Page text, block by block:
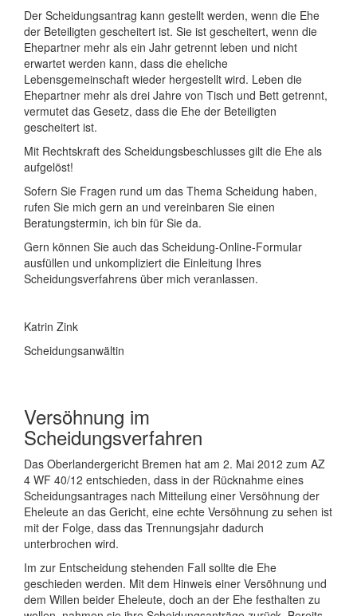
Der Scheidungsantrag kann gestellt werden, wenn die Ehe
der Beteiligten gescheitert ist. Sie ist gescheitert, wenn die
Ehepartner mehr als ein Jahr getrennt leben und nicht
erwartet werden kann, dass die eheliche
Lebensgemeinschaft wieder hergestellt wird. Leben die
Ehepartner mehr als drei Jahre von Tisch und Bett getrennt,
vermutet das Gesetz, dass die Ehe der Beteiligten
gescheitert ist.
Mit Rechtskraft des Scheidungsbeschlusses gilt die Ehe als
aufgelöst!
Sofern Sie Fragen rund um das Thema Scheidung haben,
rufen Sie mich gern an und vereinbaren Sie einen
Beratungstermin, ich bin für Sie da.
Gern können Sie auch das Scheidung-Online-Formular
ausfüllen und unkompliziert die Einleitung Ihres
Scheidungsverfahrens über mich veranlassen.
Katrin Zink
Scheidungsanwältin
Versöhnung im
Scheidungsverfahren
Das Oberlandergericht Bremen hat am 2. Mai 2012 zum AZ
4 WF 40/12 entschieden, dass in der Rücknahme eines
Scheidungsantrages nach Mitteilung einer Versöhnung der
Eheleute an das Gericht, eine echte Versöhnung zu sehen ist
mit der Folge, dass das Trennungsjahr dadurch
unterbrochen wird.
Im zur Entscheidung stehenden Fall sollte die Ehe
geschieden werden. Mit dem Hinweis einer Versöhnung und
dem Willen beider Eheleute, doch an der Ehe festhalten zu